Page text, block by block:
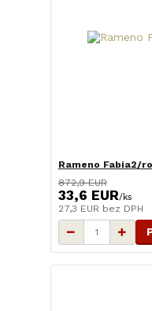
Rameno Fabia2/
872,9 EUR
33,6 EUR/ks
27,3 EUR bez DPH